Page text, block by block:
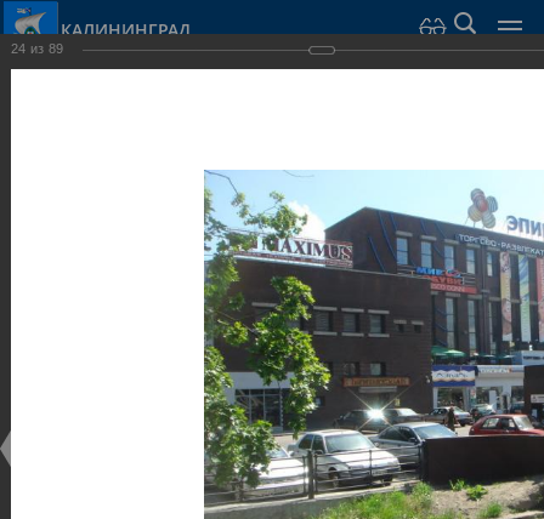
КАЛИНИНГРАД
Достопримечательности
Общественные здания и сооружения
24 из 89